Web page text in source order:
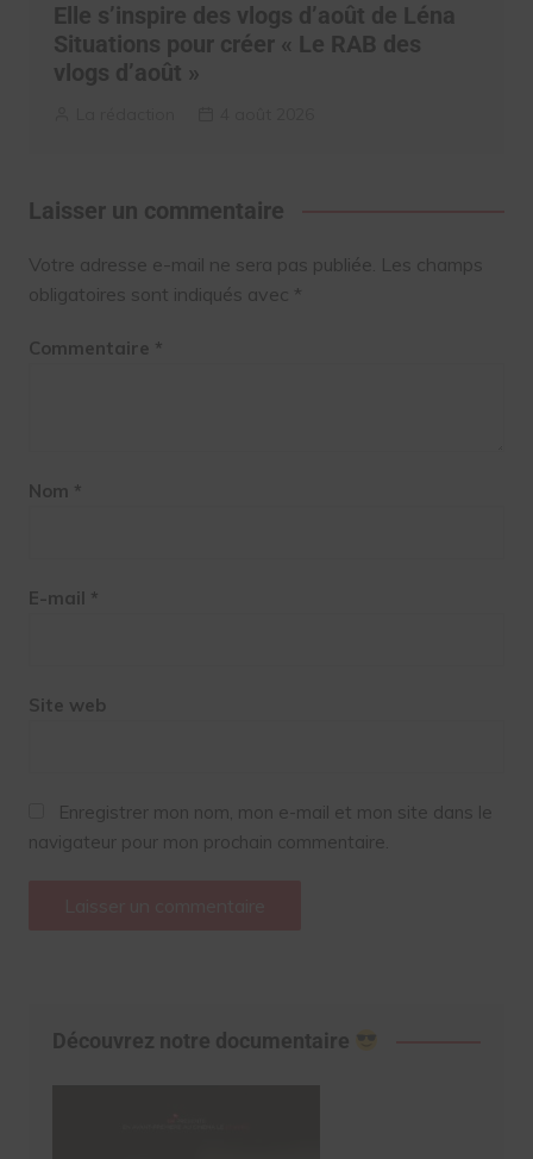
Elle s’inspire des vlogs d’août de Léna
Situations pour créer « Le RAB des
vlogs d’août »
Laisser un commentaire
Votre adresse e-mail ne sera pas publiée. Les champs
obligatoires sont indiqués avec *
Commentaire *
Nom *
E-mail *
Site web
Enregistrer mon nom, mon e-mail et mon site dans le
navigateur pour mon prochain commentaire.
Découvrez notre documentaire